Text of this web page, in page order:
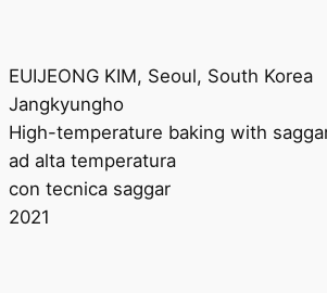
EUIJEONG KIM, Seoul, South Korea
Jangkyungho
High-temperature baking with
ad alta temperatura
con tecnica saggar
2021